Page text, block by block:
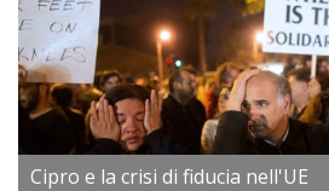
Cipro e la crisi di fiducia nell'UE